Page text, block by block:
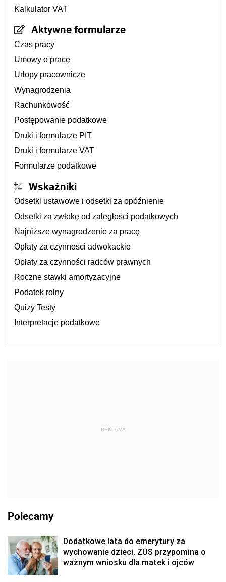
Kalkulator VAT
Aktywne formularze
Czas pracy
Umowy o pracę
Urlopy pracownicze
Wynagrodzenia
Rachunkowość
Postępowanie podatkowe
Druki i formularze PIT
Druki i formularze VAT
Formularze podatkowe
Wskaźniki
Odsetki ustawowe i odsetki za opóźnienie
Odsetki za zwłokę od zaległości podatkowych
Najniższe wynagrodzenie za pracę
Opłaty za czynności adwokackie
Opłaty za czynności radców prawnych
Roczne stawki amortyzacyjne
Podatek rolny
Quizy Testy
Interpretacje podatkowe
REKLAMA
Polecamy
Dodatkowe lata do emerytury za
wychowanie dzieci. ZUS przypomina o
ważnym wniosku dla matek i ojców